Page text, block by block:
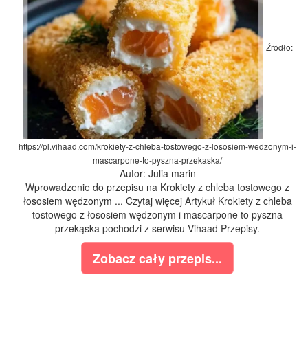
Źródło:
https://pl.vihaad.com/krokiety-z-chleba-tostowego-z-lososiem-wedzonym-i-
mascarpone-to-pyszna-przekaska/
Autor: Julia marin
Wprowadzenie do przepisu na Krokiety z chleba tostowego z
łososiem wędzonym ... Czytaj więcej Artykuł Krokiety z chleba
tostowego z łososiem wędzonym i mascarpone to pyszna
przekąska pochodzi z serwisu Vihaad Przepisy.
Zobacz cały przepis...